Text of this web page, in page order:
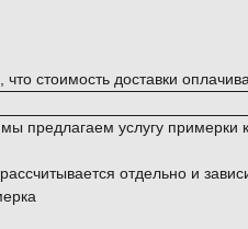
стоимость доставки
предлагаем услугу
отдельно и